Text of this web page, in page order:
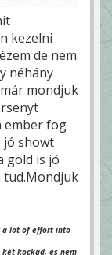
kezelni
de nem
néhány
mondjuk
ember fog
jó showt
gold is jó
tud.Mondjuk
a lot of effort into
két kockád, és nem